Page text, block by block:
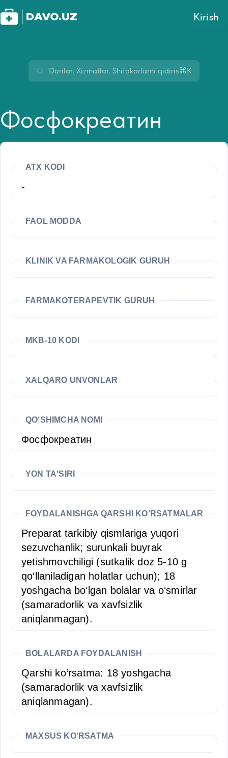
Kirish
⌘K
Фосфокреатин
ATX KODI
-
FAOL MODDA
KLINIK VA FARMAKOLOGIK GURUH
FARMAKOTERAPEVTIK GURUH
MKB-10 KODI
XALQARO UNVONLAR
QO‘SHIMCHA NOMI
Фосфокреатин
YON TA'SIRI
FOYDALANISHGA QARSHI KO‘RSATMALAR
Preparat tarkibiy qismlariga yuqori
sezuvchanlik; surunkali buyrak
yetishmovchiligi (sutkalik doz 5-10 g
qo‘llaniladigan holatlar uchun); 18
yoshgacha bo‘lgan bolalar va o‘smirlar
(samaradorlik va xavfsizlik
aniqlanmagan).
BOLALARDA FOYDALANISH
Qarshi ko‘rsatma: 18 yoshgacha
(samaradorlik va xavfsizlik
aniqlanmagan).
MAXSUS KO‘RSATMA